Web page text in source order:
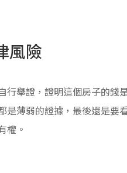
風險
行舉證，證明這個房子的錢
是薄弱的證據，最後還是
權。